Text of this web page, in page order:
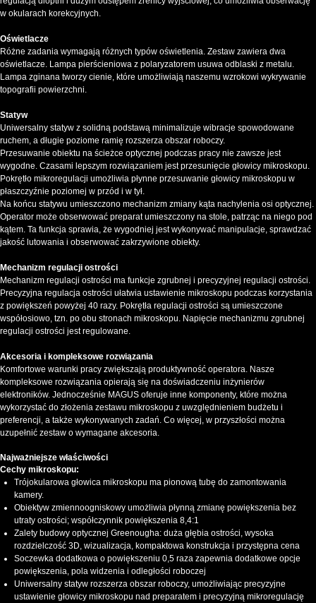
w okularach korekcyjnych.
Oświetlacze
Różne zadania wymagają różnych typów oświetlenia. Zestaw zawiera dwa
oświetlacze. Lampa pierścieniowa z polaryzatorem usuwa odblaski z metalu.
Lampa zginana tworzy cienie, które umożliwiają naszemu wzrokowi wykrywanie
topografii powierzchni.
Statyw
Uniwersalny statyw z solidną podstawą minimalizuje wibracje spowodowane
ruchem, a długie poziome ramię rozszerza obszar roboczy.
Przesuwanie obiektu na ścieżce optycznej podczas pracy nie zawsze jest
wygodne. Czasami lepszym rozwiązaniem jest przesunięcie głowicy mikroskopu.
Pokrętło mikroregulacji umożliwia płynne przesuwanie głowicy mikroskopu w
płaszczyźnie poziomej w przód i w tył.
Na końcu statywu umieszczono mechanizm zmiany kąta nachylenia osi optycznej.
Operator może obserwować preparat umieszczony na stole, patrząc na niego pod
kątem. Ta funkcja sprawia, że wygodniej jest wykonywać manipulacje, sprawdzać
jakość lutowania i obserwować zakrzywione obiekty.
Mechanizm regulacji ostrości
Mechanizm regulacji ostrości ma funkcje zgrubnej i precyzyjnej regulacji ostrości.
Precyzyjna regulacja ostrości ułatwia ustawienie mikroskopu podczas korzystania
z powiększeń powyżej 40 razy. Pokrętła regulacji ostrości są umieszczone
współosiowo, tzn. po obu stronach mikroskopu. Napięcie mechanizmu zgrubnej
regulacji ostrości jest regulowane.
Akcesoria i kompleksowe rozwiązania
Komfortowe warunki pracy zwiększają produktywność operatora. Nasze
kompleksowe rozwiązania opierają się na doświadczeniu inżynierów
elektroników. Jednocześnie MAGUS oferuje inne komponenty, które można
wykorzystać do złożenia zestawu mikroskopu z uwzględnieniem budżetu i
preferencji, a także wykonywanych zadań. Co więcej, w przyszłości można
uzupełnić zestaw o wymagane akcesoria.
Najważniejsze właściwości
Cechy mikroskopu:
Trójokularowa głowica mikroskopu ma pionową tubę do zamontowania
kamery.
Obiektyw zmiennoogniskowy umożliwia płynną zmianę powiększenia bez
utraty ostrości; współczynnik powiększenia 8,4:1
Zalety budowy optycznej Greenougha: duża głębia ostrości, wysoka
rozdzielczość 3D, wizualizacja, kompaktowa konstrukcja i przystępna cena
Soczewka dodatkowa o powiększeniu 0,5 raza zapewnia dodatkowe opcje
powiększenia, pola widzenia i odległości roboczej
Uniwersalny statyw rozszerza obszar roboczy, umożliwiając precyzyjne
ustawienie głowicy mikroskopu nad preparatem i precyzyjną mikroregulację